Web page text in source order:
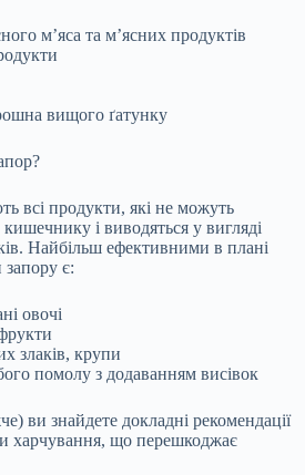
м’яса та м’ясних продуктів
вищого ґатунку
всі продукти, які не можуть
і виводяться у вигляді
Найбільш ефективними в плані
запору є:
овочі
злаків, крупи
помолу з додаванням висівок
ви знайдете докладні рекомендації
харчування, що перешкоджає